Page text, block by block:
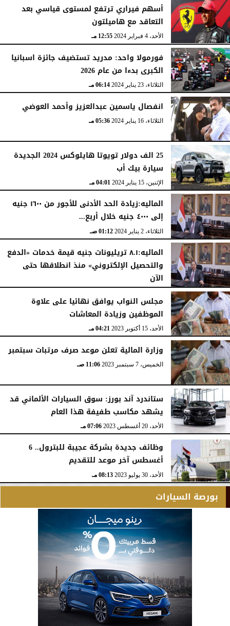
أسهم فيراري ترتفع لمستوى قياسي بعد
التعاقد مع هاميلتون
الأحد، 4 فبراير 2024 12:55 مـ
فورمولا واحد: مدريد تستضيف جائزة اسبانيا
الكبرى بدءا من عام 2026
الثلاثاء، 23 يناير 2024 06:14 مـ
انفصال ياسمين عبدالعزيز وأحمد العوضي
الثلاثاء، 16 يناير 2024 05:36 مـ
25 الف دولار تويوتا هايلوكس 2024 الجديدة
سيارة بيك أب
الإثنين، 15 يناير 2024 04:01 مـ
الماليه:زيادة الحد الأدنى للأجور من ١٦٠٠ جنيه
إلى ٤٠٠٠ جنيه خلال أربع...
الثلاثاء، 2 يناير 2024 01:12 صـ
الماليه:٨.١ تريليونات جنيه قيمة خدمات «الدفع
والتحصيل الإلكتروني» منذ انطلاقها حتى
الآن
الإثنين، 1 يناير 2024 12:49 مـ
مجلس النواب يوافق نهائيا على علاوة
الموظفين وزيادة المعاشات
الأحد، 15 أكتوبر 2023 04:21 مـ
وزارة المالية تعلن موعد صرف مرتبات سبتمبر
الخميس، 7 سبتمبر 2023 11:06 صـ
ستاندرد آند بورز: سوق السيارات الألماني قد
يشهد مكاسب طفيفة هذا العام
الأحد، 20 أغسطس 2023 07:06 مـ
وظائف جديدة بشركة عجيبة للبترول.. 6
أغسطس آخر موعد للتقديم
الأحد، 30 يوليو 2023 08:13 مـ
بورصة السيارات